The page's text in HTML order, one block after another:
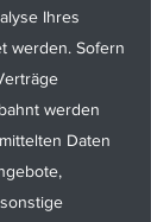
Ihres
werden. Sofern
werden
Daten